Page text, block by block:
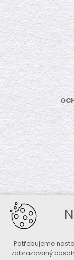
Potřebujeme
zobrazovaný